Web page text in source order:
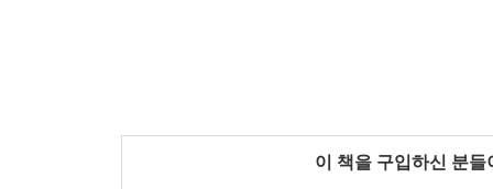
이 책을 구입하신 분